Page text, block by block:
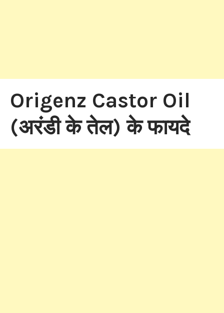
Origenz Castor Oil
(अरंडी के तेल) के फायदे